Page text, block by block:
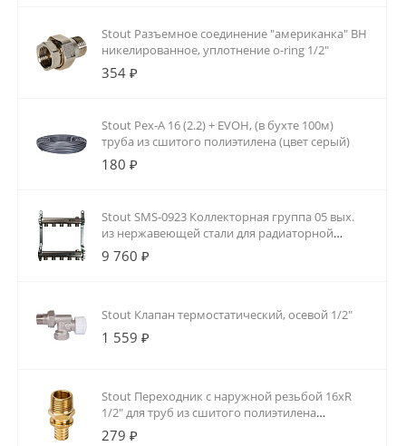
Stout Разъемное соединение "американка" ВН
никелированное, уплотнение o-ring 1/2"
354 ₽
Stout Pex-A 16 (2.2) + EVOH, (в бухте 100м)
труба из сшитого полиэтилена (цвет серый)
180 ₽
Stout SMS-0923 Коллекторная группа 05 вых.
из нержавеющей стали для радиаторной
разводки
9 760 ₽
Stout Клапан термостатический, осевой 1/2"
1 559 ₽
Stout Переходник с наружной резьбой 16xR
1/2" для труб из сшитого полиэтилена
аксиальный
279 ₽